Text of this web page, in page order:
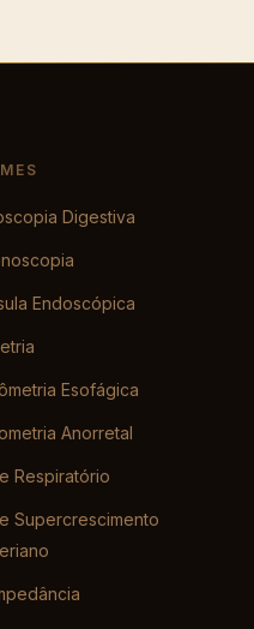
Digestiva
Endoscópica
Esofágica
Anorretal
Respiratório
Supercrescimento